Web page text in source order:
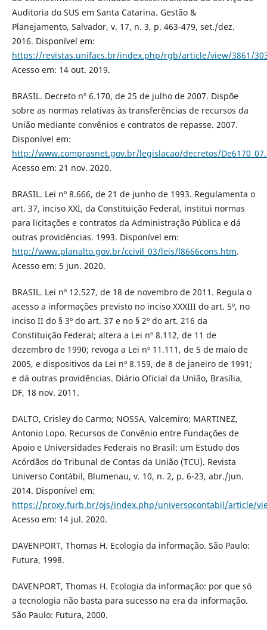
Auditoria do SUS em Santa Catarina. Gestão &
Planejamento, Salvador, v. 17, n. 3, p. 463-479, set./dez.
2016. Disponível em:
https://revistas.unifacs.br/index.php/rgb/article/view/3861/
Acesso em: 14 out. 2019.
BRASIL. Decreto nº 6.170, de 25 de julho de 2007. Dispõe
sobre as normas relativas às transferências de recursos da
União mediante convênios e contratos de repasse. 2007.
Disponível em:
http://www.comprasnet.gov.br/legislacao/decretos/
Acesso em: 21 nov. 2020.
BRASIL. Lei nº 8.666, de 21 de junho de 1993. Regulamenta o
art. 37, inciso XXI, da Constituição Federal, institui normas
para licitações e contratos da Administração Pública e dá
outras providências. 1993. Disponível em:
http://www.planalto.gov.br/ccivil_03/leis/l8666cons.htm.
Acesso em: 5 jun. 2020.
BRASIL. Lei nº 12.527, de 18 de novembro de 2011. Regula o
acesso a informações previsto no inciso XXXIII do art. 5º, no
inciso II do § 3º do art. 37 e no § 2º do art. 216 da
Constituição Federal; altera a Lei nº 8.112, de 11 de
dezembro de 1990; revoga a Lei nº 11.111, de 5 de maio de
2005, e dispositivos da Lei nº 8.159, de 8 de janeiro de 1991;
e dá outras providências. Diário Oficial da União, Brasília,
DF, 18 nov. 2011.
DALTO, Crisley do Carmo; NOSSA, Valcemiro; MARTINEZ,
Antonio Lopo. Recursos de Convênio entre Fundações de
Apoio e Universidades Federais no Brasil: um Estudo dos
Acórdãos do Tribunal de Contas da União (TCU). Revista
Universo Contábil, Blumenau, v. 10, n. 2, p. 6-23, abr./jun.
2014. Disponível em:
https://proxy.furb.br/ojs/index.php/universocontabil/article/
Acesso em: 14 jul. 2020.
DAVENPORT, Thomas H. Ecologia da informação. São Paulo:
Futura, 1998.
DAVENPORT, Thomas H. Ecologia da informação: por que só
a tecnologia não basta para sucesso na era da informação.
São Paulo: Futura, 2000.